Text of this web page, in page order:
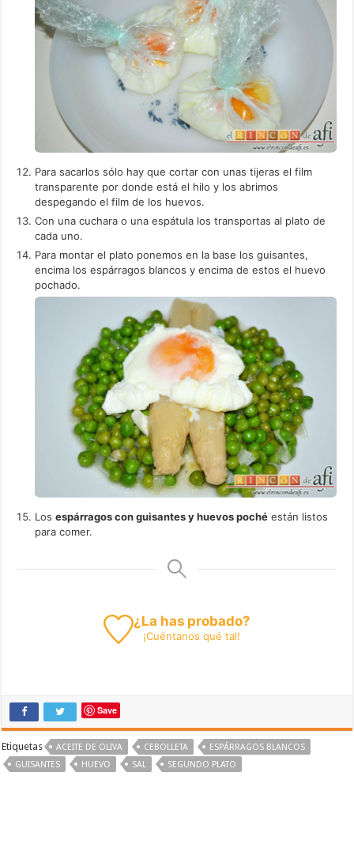
Para sacarlos sólo hay que cortar con unas tijeras el film
transparente por donde está el hilo y los abrimos
despegando el film de los huevos.
Con una cuchara o una espátula los transportas al plato de
cada uno.
Para montar el plato ponemos en la base los guisantes,
encima los espárragos blancos y encima de estos el huevo
pochado.
Losespárragos con guisantes y huevos poché están listos
para comer.
¿La has probado?
¡Cuéntanos qué tal!
Save
Etiquetas ACEITE DE OLIVA CEBOLLETA
ESPÁRRAGOS BLANCOS
GUISANTES
HUEVO SAL SEGUNDO PLATO